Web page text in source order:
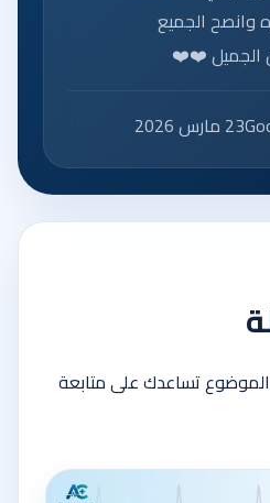
وانصح الجميع
الجميل ❤️❤️
23 مارس 2026
تساعدك على متابعة